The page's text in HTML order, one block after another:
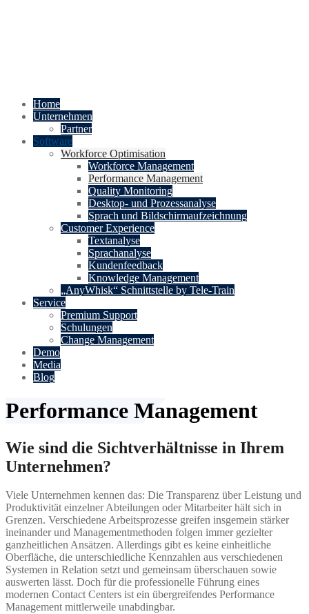
Home
Unternehmen
Partner
Software
Workforce Optimisation
Workforce Management
Performance Management
Quality Monitoring
Desktop- und Prozessanalyse
Sprach und Bildschirmaufzeichnung
Customer Experience
Textanalyse
Sprachanalyse
Kundenfeedback
Knowledge Management
„AnyWhisk“ Schnittstelle by Tele-Train
Service
Premium Support
Schulungen
Change Management
Demo
Media
Blog
Performance Management
Wie sind die Sichtverhältnisse in Ihrem
Unternehmen?
Viele Unternehmen kennen das: Die Transparenz über Leistung und
Produktivität einzelner Abteilungen oder Mitarbeiter hält sich in
Grenzen. Verschiedene Arbeitsprozesse greifen insgemein stärker
ineinander und Managementmethoden folgen immer gezielter
ganzheitlichen Ansätzen. Allerdings gibt es keine einheitliche
Oberfläche, die unterschiedliche Kennzahlen aus verschiedenen
Systemen in Relation setzt und gemeinsam überschauen sowie
auswerten lässt. Doch für die professionelle Führung eines
modernen Contact Centers ist ein übergreifendes Performance
Management mittlerweile unabdingbar.